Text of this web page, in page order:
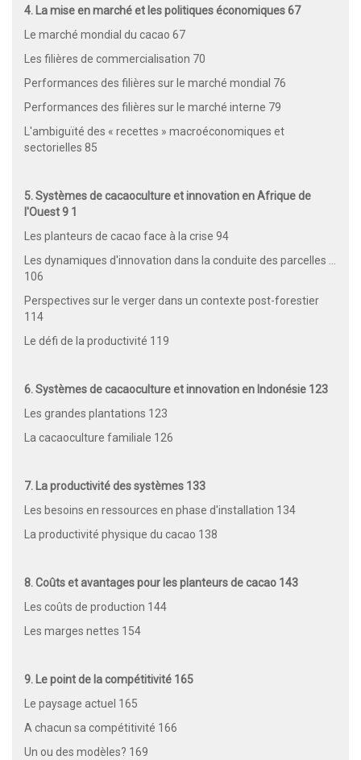
4. La mise en marché et les politiques économiques 67
Le marché mondial du cacao 67
Les filières de commercialisation 70
Performances des filières sur le marché mondial 76
Performances des filières sur le marché interne 79
L'ambiguïté des « recettes » macroéconomiques et
sectorielles 85
5. Systèmes de cacaoculture et innovation en Afrique de
l'Ouest 9 1
Les planteurs de cacao face à la crise 94
Les dynamiques d'innovation dans la conduite des parcelles ...
106
Perspectives sur le verger dans un contexte post-forestier
114
Le défi de la productivité 119
6. Systèmes de cacaoculture et innovation en Indonésie 123
Les grandes plantations 123
La cacaoculture familiale 126
7. La productivité des systèmes 133
Les besoins en ressources en phase d'installation 134
La productivité physique du cacao 138
8. Coûts et avantages pour les planteurs de cacao 143
Les coûts de production 144
Les marges nettes 154
9. Le point de la compétitivité 165
Le paysage actuel 165
A chacun sa compétitivité 166
Un ou des modèles? 169